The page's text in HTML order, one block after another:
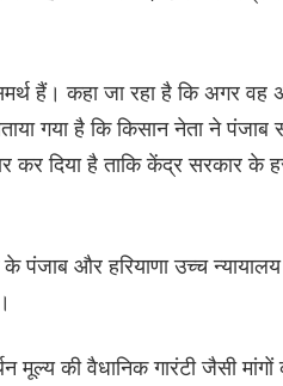
हैं। कहा जा रहा है कि अगर वह
गया है कि किसान नेता ने पंजाब
कर दिया है ताकि केंद्र सरकार के
पंजाब और हरियाणा उच्च
की वैधानिक गारंटी जैसी मांगों